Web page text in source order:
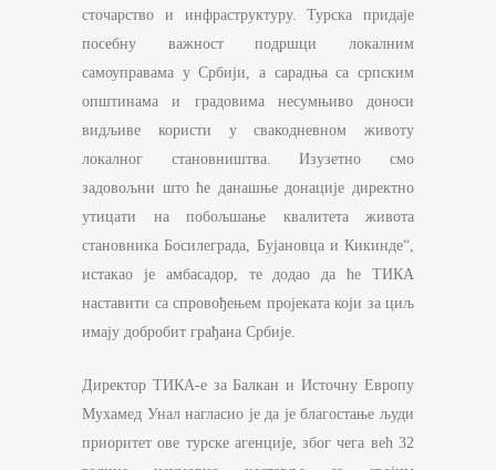
сточарство и инфраструктуру. Турска придаје
посебну важност подршци локалним
самоуправама у Србији, а сарадња са српским
општинама и градовима несумњиво доноси
видљиве користи у свакодневном животу
локалног становништва. Изузетно смо
задовољни што ће данашње донације директно
утицати на побољшање квалитета живота
становника Босилеграда, Бујановца и Кикинде“,
истакао је амбасадор, те додао да ће ТИКА
наставити са спровођењем пројеката који за циљ
имају добробит грађана Србије.
Директор ТИКА-е за Балкан и Источну Европу
Мухамед Унал нагласио је да је благостање људи
приоритет ове турске агенције, због чега већ 32